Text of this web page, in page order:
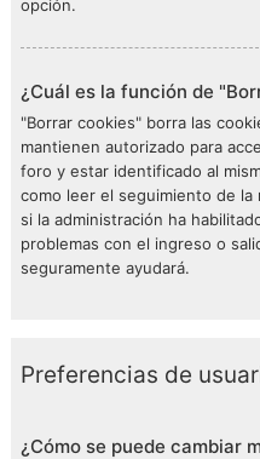
opción.
¿Cuál es la función de
"Borrar cookies" borra las
mantienen autorizado para
foro y estar identificado al
como leer el seguimiento de
si la administración ha
problemas con el ingreso o
seguramente ayudará.
Preferencias de
¿Cómo se puede cambiar